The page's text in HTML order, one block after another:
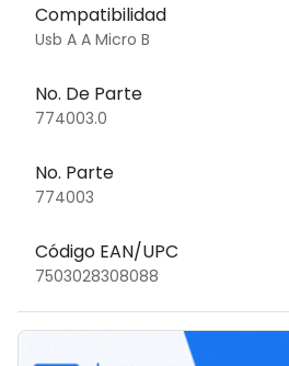
Compatibilidad
Usb A A Micro B
No. De Parte
774003.0
No. Parte
774003
Código EAN/UPC
7503028308088